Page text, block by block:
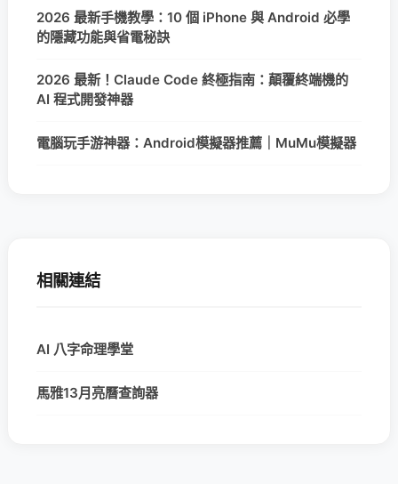
2026 最新手機教學：10 個 iPhone 與 Android 必學
的隱藏功能與省電秘訣
2026 最新！Claude Code 終極指南：顛覆終端機的
AI 程式開發神器
電腦玩手游神器：Android模擬器推薦｜MuMu模擬器
相關連結
AI 八字命理學堂
馬雅13月亮曆查詢器